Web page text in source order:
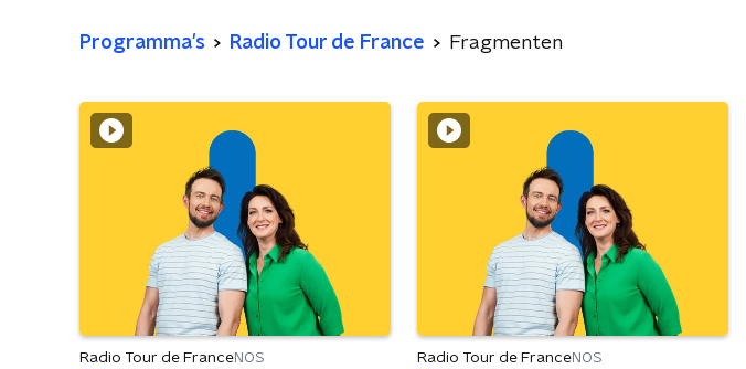
Programma's Radio Tour de France Fragmenten
Radio Tour de FranceNOS Radio Tour de FranceNOS